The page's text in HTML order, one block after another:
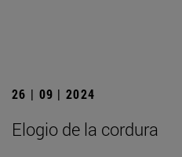
26 | 09 | 2024
Elogio de la cordura